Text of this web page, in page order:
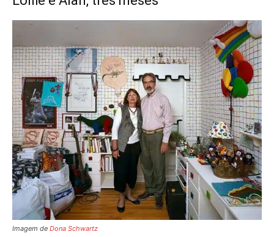
Imagem de Dona Schwartz